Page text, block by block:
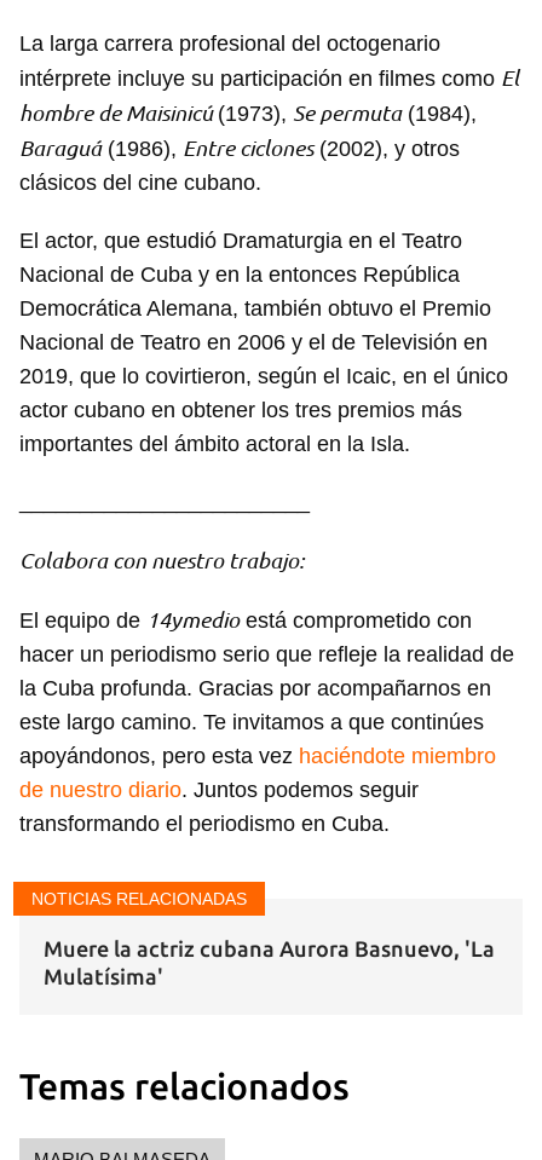
La larga carrera profesional del octogenario
intérprete incluye su participación en filmes como El
hombre de Maisinicú (1973), Se permuta(1984),
Baraguá(1986), Entre ciclones(2002), y otros
clásicos del cine cubano.
El actor, que estudió Dramaturgia en el Teatro
Nacional de Cuba y en la entonces República
Democrática Alemana, también obtuvo el Premio
Nacional de Teatro en 2006 y el de Televisión en
2019, que lo covirtieron, según el Icaic, en el único
actor cubano en obtener los tres premios más
importantes del ámbito actoral en la Isla.
Colabora con nuestro trabajo:
El equipo de 14ymedioestá comprometido con
hacer un periodismo serio que refleje la realidad de
la Cuba profunda. Gracias por acompañarnos en
este largo camino. Te invitamos a que continúes
apoyándonos, pero esta vez haciéndote miembro
de nuestro diario. Juntos podemos seguir
transformando el periodismo en Cuba.
NOTICIAS RELACIONADAS
Muere la actriz cubana Aurora Basnuevo, 'La
Mulatísima'
Temas relacionados